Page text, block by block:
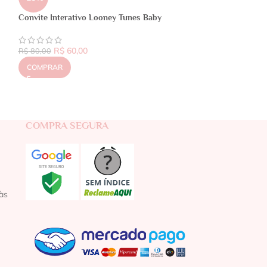
Convite Interativo Looney Tunes Baby
R$80,00 R$60,00
COMPRAR
COMPRA SEGURA